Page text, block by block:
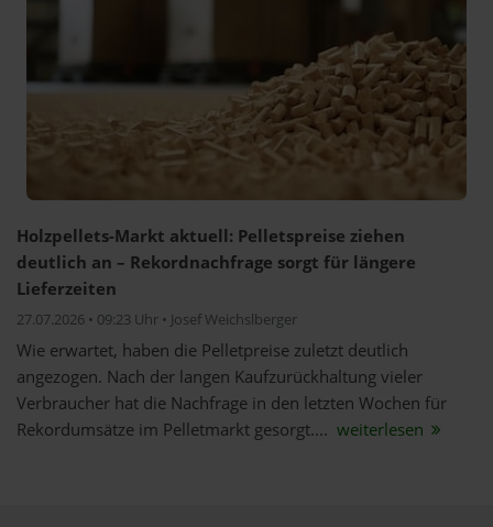
Holzpellets-Markt aktuell: Pelletspreise ziehen
deutlich an – Rekordnachfrage sorgt für längere
Lieferzeiten
27.07.2026 • 09:23 Uhr • Josef Weichslberger
Wie erwartet, haben die Pelletpreise zuletzt deutlich
angezogen. Nach der langen Kaufzurückhaltung vieler
Verbraucher hat die Nachfrage in den letzten Wochen für
Rekordumsätze im Pelletmarkt gesorgt.... weiterlesen